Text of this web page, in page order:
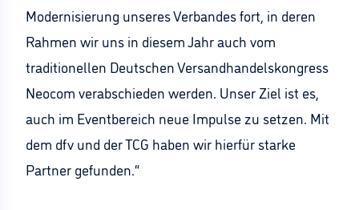
Modernisierung unseres Verbandes fort, in deren
Rahmen wir uns in diesem Jahr auch vom
traditionellen Deutschen Versandhandelskongress
Neocom verabschieden werden. Unser Ziel ist es,
auch im Eventbereich neue Impulse zu setzen. Mit
dem dfv und der TCG haben wir hierfür starke
Partner gefunden.“